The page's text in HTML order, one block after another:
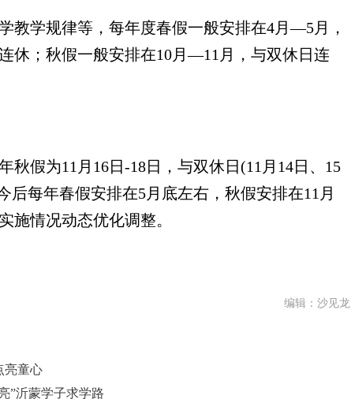
学规律等，每年度春假一般安排在4月—5月，
休；秋假一般安排在10月—11月，与双休日连
假为11月16日-18日，与双休日(11月14日、15
后每年春假安排在5月底左右，秋假安排在11月
施情况动态优化调整。
编辑：沙见龙
亮童心
”沂蒙学子求学路